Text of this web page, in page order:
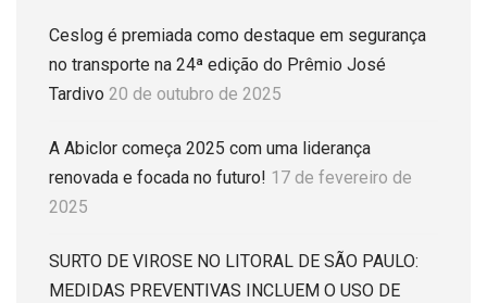
Ceslog é premiada como destaque em segurança
no transporte na 24ª edição do Prêmio José
Tardivo 20 de outubro de 2025
A Abiclor começa 2025 com uma liderança
renovada e focada no futuro! 17 de fevereiro de
2025
SURTO DE VIROSE NO LITORAL DE SÃO PAULO:
MEDIDAS PREVENTIVAS INCLUEM O USO DE